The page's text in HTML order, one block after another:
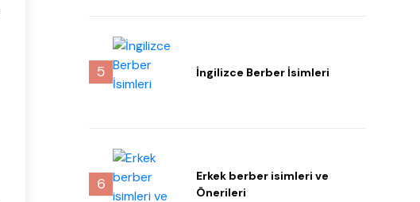
5 İngilizce Berber İsimleri
6
Erkek berber isimleri ve
Önerileri